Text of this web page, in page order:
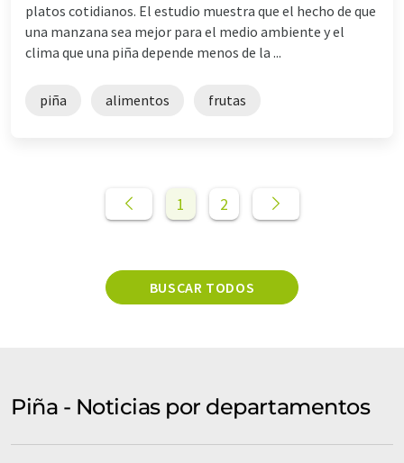
platos cotidianos. El estudio muestra que el hecho de que
una manzana sea mejor para el medio ambiente y el
clima que una piña depende menos de la ...
piña alimentos frutas
1 2
BUSCAR TODOS
Piña - Noticias por departamentos